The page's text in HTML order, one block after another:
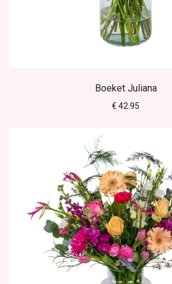
Boeket Juliana
€ 42.95